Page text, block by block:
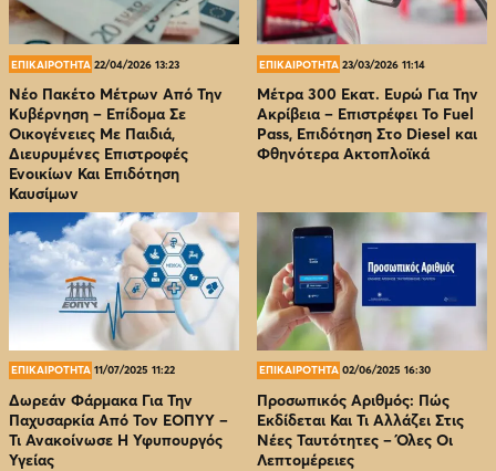
ΕΠΙΚΑΙΡΟΤΗΤΑ 22/04/2026 13:23
Νέο Πακέτο Μέτρων Από Την
Κυβέρνηση – Επίδομα Σε
Οικογένειες Με Παιδιά,
Διευρυμένες Επιστροφές
Ενοικίων Και Επιδότηση
Καυσίμων
ΕΠΙΚΑΙΡΟΤΗΤΑ 23/03/2026 11:14
Μέτρα 300 Εκατ. Ευρώ Για Την
Ακρίβεια – Επιστρέφει Το Fuel
Pass, Επιδότηση Στο Diesel και
Φθηνότερα Ακτοπλοϊκά
ΕΠΙΚΑΙΡΟΤΗΤΑ 11/07/2025 11:22
Δωρεάν Φάρμακα Για Την
Παχυσαρκία Από Τον EOΠΥΥ –
Τι Ανακοίνωσε Η Υφυπουργός
Υγείας
ΕΠΙΚΑΙΡΟΤΗΤΑ 02/06/2025 16:30
Προσωπικός Αριθμός: Πώς
Εκδίδεται Και Τι Αλλάζει Στις
Νέες Ταυτότητες – Όλες Οι
Λεπτομέρειες